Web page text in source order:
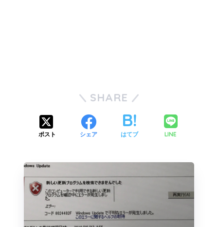
SHARE
ポスト シェア はてブ LINE